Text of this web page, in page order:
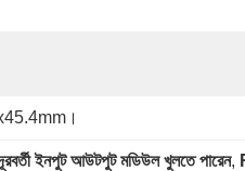
ইনপুট আউটপুট মডিউল খুলতে পারেন,